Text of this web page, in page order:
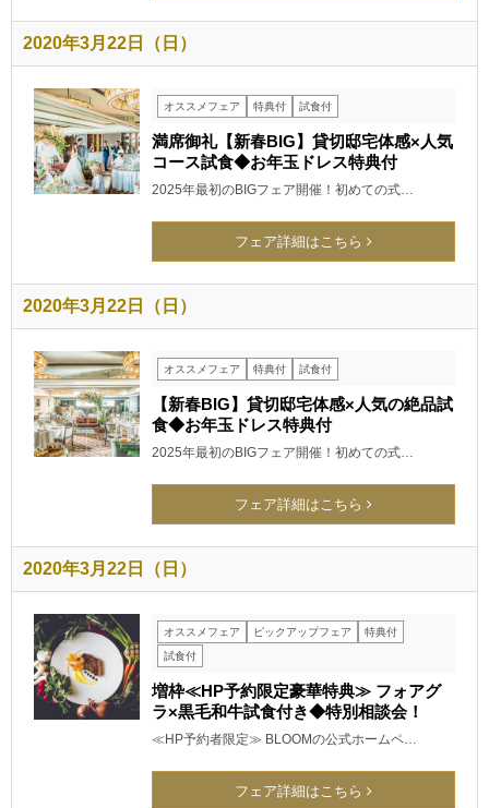
2020年3月22日（日）
オススメフェア 特典付 試食付
満席御礼【新春BIG】貸切邸宅体感×人気
コース試食◆お年玉ドレス特典付
2025年最初のBIGフェア開催！初めての式…
フェア詳細はこちら
2020年3月22日（日）
オススメフェア 特典付 試食付
【新春BIG】貸切邸宅体感×人気の絶品試
食◆お年玉ドレス特典付
2025年最初のBIGフェア開催！初めての式…
フェア詳細はこちら
2020年3月22日（日）
オススメフェア ピックアップフェア
特典付
試食付
増枠≪HP予約限定豪華特典≫ フォアグ
ラ×黒毛和牛試食付き◆特別相談会！
≪HP予約者限定≫ BLOOMの公式ホームペ…
フェア詳細はこちら